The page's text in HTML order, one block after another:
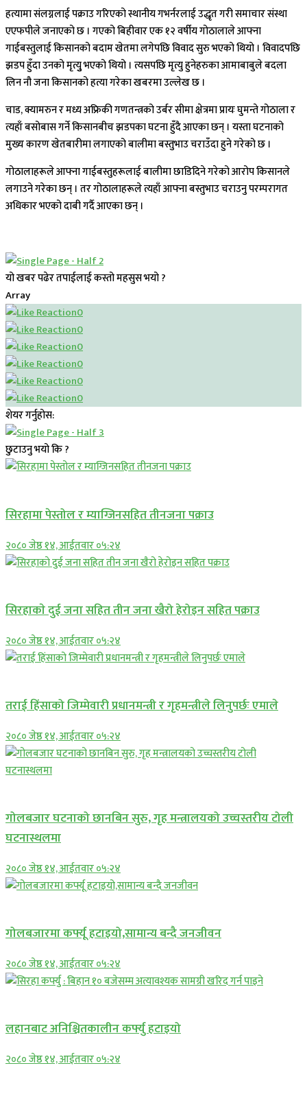
हत्यामा संलग्नलाई पक्राउ गरिएको स्थानीय गभर्नरलाई उद्धृत गरी समाचार संस्था
एएफपीले जनाएको छ । गएको बिहीवार एक १२ वर्षीय गोठालाले आफ्ना
गाईबस्तुलाई किसानको बदाम खेतमा लगेपछि विवाद सुरु भएको थियो । विवादपछि
झडप हुँदा उनको मृत्युु भएको थियो । त्यसपछि मृत्यु हुनेहरुका आमाबाबुले बदला
लिन नौ जना किसानको हत्या गरेका खबरमा उल्लेख छ ।
चाड, क्यामरुन र मध्य अफ्रिकी गणतन्त्रको उर्बर सीमा क्षेत्रमा प्रायः घुमन्ते गोठाला र
त्यहाँ बसोबास गर्ने किसानबीच झडपका घटना हुँदै आएका छन् । यस्ता घटनाको
मुख्य कारण खेतबारीमा लगाएको बालीमा बस्तुभाउ चराउँदा हुने गरेको छ ।
गोठालाहरूले आफ्ना गाईबस्तुहरूलाई बालीमा छाडिदिने गरेको आरोप किसानले
लगाउने गरेका छन् । तर गोठालाहरूले त्यहाँ आफ्ना बस्तुभाउ चराउनु परम्परागत
अधिकार भएको दाबी गर्दै आएका छन् ।
यो खबर पढेर तपाईलाई कस्तो महसुस भयो ?
Array
0
0
0
0
0
0
शेयर गर्नुहोस:
छुटाउनु भयो कि ?
सिरहामा पेस्तोल र म्याग्जिनसहित तीनजना पक्राउ
२०८० जेष्ठ १४, आईतवार ०५:२४
सिरहाकाे दुई जना सहित तीन जना खैरो हेरोइन सहित पक्राउ
२०८० जेष्ठ १४, आईतवार ०५:२४
तराई हिंसाको जिम्मेवारी प्रधानमन्त्री र गृहमन्त्रीले लिनुपर्छः एमाले
२०८० जेष्ठ १४, आईतवार ०५:२४
गोलबजार घटनाको छानबिन सुरु, गृह मन्त्रालयको उच्चस्तरीय टोली
घटनास्थलमा
२०८० जेष्ठ १४, आईतवार ०५:२४
गोलबजारमा कर्फ्यू हटाइयो,सामान्य बन्दै जनजीवन
२०८० जेष्ठ १४, आईतवार ०५:२४
लहानबाट अनिश्चितकालीन कर्फ्यु हटाइयो
२०८० जेष्ठ १४, आईतवार ०५:२४